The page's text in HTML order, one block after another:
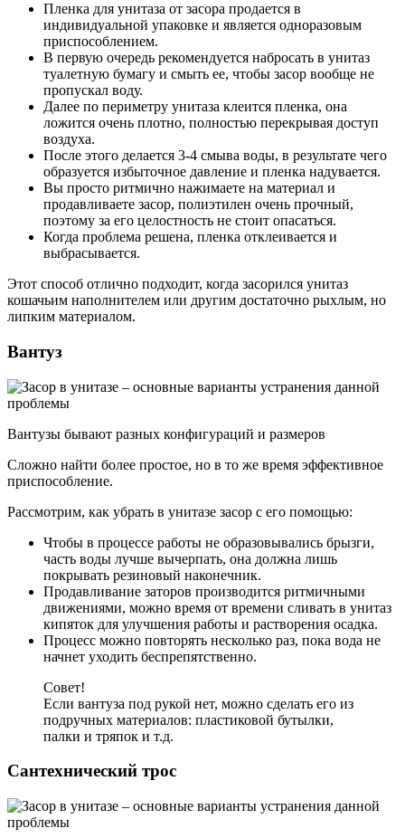
Пленка для унитаза от засора продается в
индивидуальной упаковке и является одноразовым
приспособлением.
В первую очередь рекомендуется набросать в унитаз
туалетную бумагу и смыть ее, чтобы засор вообще не
пропускал воду.
Далее по периметру унитаза клеится пленка, она
ложится очень плотно, полностью перекрывая доступ
воздуха.
После этого делается 3-4 смыва воды, в результате чего
образуется избыточное давление и пленка надувается.
Вы просто ритмично нажимаете на материал и
продавливаете засор, полиэтилен очень прочный,
поэтому за его целостность не стоит опасаться.
Когда проблема решена, пленка отклеивается и
выбрасывается.
Этот способ отлично подходит, когда засорился унитаз
кошачьим наполнителем или другим достаточно рыхлым, но
липким материалом.
Вантуз
Вантузы бывают разных конфигураций и размеров
Сложно найти более простое, но в то же время эффективное
приспособление.
Рассмотрим, как убрать в унитазе засор с его помощью:
Чтобы в процессе работы не образовывались брызги,
часть воды лучше вычерпать, она должна лишь
покрывать резиновый наконечник.
Продавливание заторов производится ритмичными
движениями, можно время от времени сливать в унитаз
кипяток для улучшения работы и растворения осадка.
Процесс можно повторять несколько раз, пока вода не
начнет уходить беспрепятственно.
Совет!
Если вантуза под рукой нет, можно сделать его из
подручных материалов: пластиковой бутылки,
палки и тряпок и т.д.
Сантехнический трос